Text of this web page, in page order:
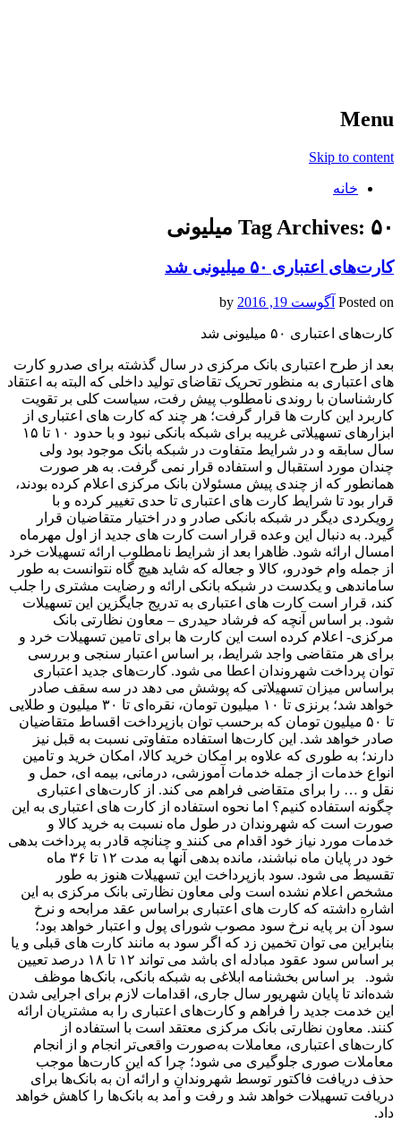
Menu
Skip to content
خانه
Tag Archives: ۵۰ میلیونی
کارت‌های اعتباری ۵۰ میلیونی شد
Posted on آگوست 19, 2016
کارت‌های اعتباری ۵۰ میلیونی شد
بعد از طرح اعتباری بانک مرکزی در سال گذشته برای صدرو کارت
های اعتباری به منظور تحریک تقاضای تولید داخلی که البته به اعتقاد
کارشناسان با روندی نامطلوب پیش رفت، سیاست کلی بر تقویت
کاربرد این کارت ها قرار گرفت؛ هر چند که کارت های اعتباری از
ابزارهای تسهیلاتی غریبه برای شبکه بانکی نبود و با حدود ۱۰ تا ۱۵
سال سابقه و در شرایط متفاوت در شبکه بانک موجود بود ولی
چندان مورد استقبال و استفاده قرار نمی گرفت. به هر صورت
همانطور که از چندی پیش مسئولان بانک مرکزی اعلام کرده بودند،
قرار بود تا شرایط کارت های اعتباری تا حدی تغییر کرده و با
رویکردی دیگر در شبکه بانکی صادر و در اختیار متقاضیان قرار
گیرد. به دنبال این وعده قرار است کارت های جدید از اول مهرماه
امسال ارائه شود. ظاهرا بعد از شرایط نامطلوب ارائه تسهیلات خرد
از جمله وام خودرو، کالا و جعاله که شاید هیچ گاه نتوانست به طور
ساماندهی و یکدست در شبکه بانکی ارائه و رضایت مشتری را جلب
کند، قرار است کارت های اعتباری به تدریج جایگزین این تسهیلات
شود. بر اساس آنچه که فرشاد حیدری – معاون نظارتی بانک
مرکزی- اعلام کرده است این کارت ها برای تامین تسهیلات خرد و
برای هر متقاضی واجد شرایط، بر اساس اعتبار سنجی و بررسی
توان پرداخت شهروندان اعطا می شود. کارت‌های جدید اعتباری
براساس میزان تسهیلاتی که پوشش می دهد در سه سقف صادر
خواهد شد؛ برنزی تا ۱۰ میلیون تومان، نقره‌ای تا ۳۰ میلیون و طلایی
تا ۵۰ میلیون تومان که برحسب توان بازپرداخت اقساط متقاضیان
صادر خواهد شد. این کارت‌ها استفاده متفاوتی نسبت به قبل نیز
دارند؛ به طوری که علاوه بر امکان خرید کالا، امکان خرید و تامین
انواع خدمات از جمله خدمات آموزشی، درمانی، بیمه ای، حمل و
نقل و … را برای متقاضی فراهم می کند. از کارت‌های اعتباری
چگونه استفاده کنیم؟ اما نحوه استفاده از کارت های اعتباری به این
صورت است که شهروندان در طول ماه نسبت به خرید کالا و
خدمات مورد نیاز خود اقدام می کنند و چنانچه قادر به پرداخت بدهی
خود در پایان ماه نباشند، مانده بدهی آنها به مدت ۱۲ تا ۳۶ ماه
تقسیط می شود. سود بازپرداخت این تسهیلات هنوز به طور
مشخص اعلام نشده است ولی معاون نظارتی بانک مرکزی به این
اشاره داشته که کارت های اعتباری براساس عقد مرابحه و نرخ
سود آن بر پایه نرخ سود مصوب شورای پول و اعتبار خواهد بود؛
بنابراین می توان تخمین زد که اگر سود به مانند کارت های قبلی و یا
بر اساس سود عقود مبادله ای باشد می تواند ۱۲ تا ۱۸ درصد تعیین
شود. بر اساس بخشنامه ابلاغی به شبکه بانکی، بانک‌ها موظف
شده‌اند تا پایان شهریور سال جاری، اقدامات لازم برای اجرایی شدن
این خدمت جدید را فراهم و کارت‌های اعتباری را به مشتریان ارائه
کنند. معاون نظارتی بانک مرکزی معتقد است با استفاده از
کارت‌های اعتباری، معاملات به‌صورت واقعی‌تر انجام و از انجام
معاملات صوری جلوگیری می شود؛ چرا که این کارت‌ها موجب
حذف دریافت فاکتور توسط شهروندان و ارائه آن به بانک‌ها برای
دریافت تسهیلات خواهد شد و رفت و آمد به بانک‌ها را کاهش خواهد
داد.